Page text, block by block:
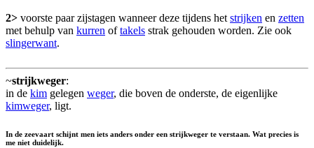
2> voorste paar zijstagen wanneer deze tijdens het strijken en zetten
met behulp van kurren oftakels strak gehouden worden. Zie ook
slingerwant.
~strijkweger:
in de kim gelegen weger, die boven de onderste, de eigenlijke
kimweger, ligt.
In de zeevaart schijnt men iets anders onder een strijkweger te verstaan. Wat precies is
me niet duidelijk.